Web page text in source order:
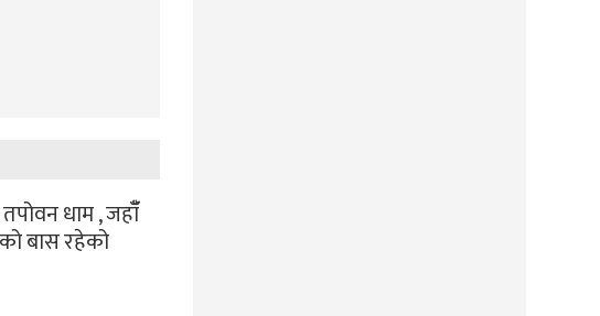
धाम , जहाँँ
बास रहेको